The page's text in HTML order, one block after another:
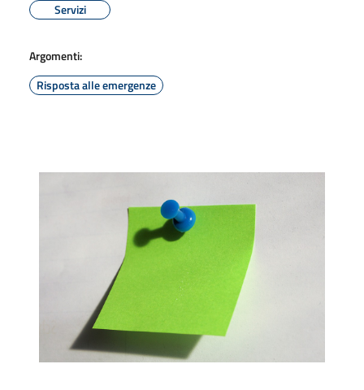
Servizi
Argomenti:
Risposta alle emergenze